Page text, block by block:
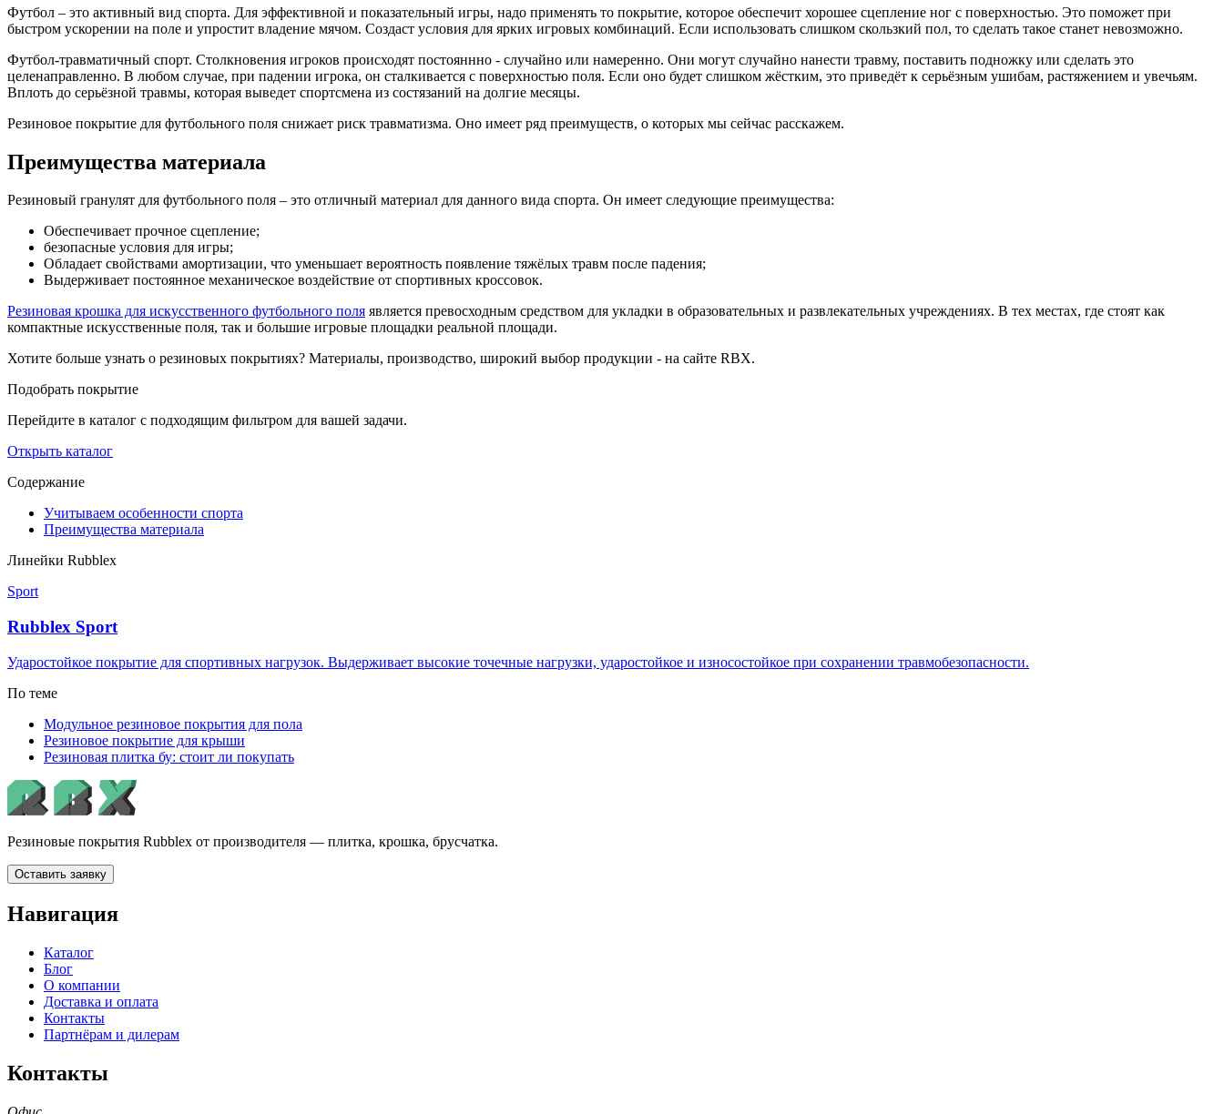
Футбол – это активный вид спорта. Для эффективной и показательный игры, надо применять то покрытие, которое обеспечит хорошее сцепление ног с поверхностью. Это поможет при
быстром ускорении на поле и упростит владение мячом. Создаст условия для ярких игровых комбинаций. Если использовать слишком скользкий пол, то сделать такое станет невозможно.
Футбол-травматичный спорт. Столкновения игроков происходят постояннно - случайно или намеренно. Они могут случайно нанести травму, поставить подножку или сделать это
целенаправленно. В любом случае, при падении игрока, он сталкивается с поверхностью поля. Если оно будет слишком жёстким, это приведёт к серьёзным ушибам, растяжением и увечьям.
Вплоть до серьёзной травмы, которая выведет спортсмена из состязаний на долгие месяцы.
Резиновое покрытие для футбольного поля снижает риск травматизма. Оно имеет ряд преимуществ, о которых мы сейчас расскажем.
Преимущества материала
Резиновый гранулят для футбольного поля – это отличный материал для данного вида спорта. Он имеет следующие преимущества:
Обеспечивает прочное сцепление;
безопасные условия для игры;
Обладает свойствами амортизации, что уменьшает вероятность появление тяжёлых травм после падения;
Выдерживает постоянное механическое воздействие от спортивных кроссовок.
Резиновая крошка для искусственного футбольного поля является превосходным средством для укладки в образовательных и развлекательных учреждениях. В тех местах, где стоят как
компактные искусственные поля, так и большие игровые площадки реальной площади.
Хотите больше узнать о резиновых покрытиях? Материалы, производство, широкий выбор продукции - на сайте RBX.
Подобрать покрытие
Перейдите в каталог с подходящим фильтром для вашей задачи.
Открыть каталог
Содержание
Учитываем особенности спорта
Преимущества материала
Линейки Rubblex
Sport
Rubblex Sport
Ударостойкое покрытие для спортивных нагрузок. Выдерживает высокие точечные нагрузки, ударостойкое и износостойкое при сохранении травмобезопасности.
По теме
Модульное резиновое покрытия для пола
Резиновое покрытие для крыши
Резиновая плитка бу: стоит ли покупать
Резиновые покрытия Rubblex от производителя — плитка, крошка, брусчатка.
Оставить заявку
Навигация
Каталог
Блог
О компании
Доставка и оплата
Контакты
Партнёрам и дилерам
Контакты